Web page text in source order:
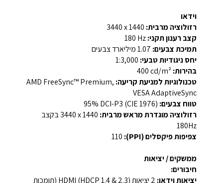
וידאו
רזולוציה מרבית:
קצב רענון תקני:
תמיכת צבעים:
יחס ניגודיות טבעי:
בהירות:
טכנולוגיות למניעת קריעה: AMD FreeSync™ Premium,
VESA AdaptiveSync
טווח צבעים:
רזולוציה מוגדרת מראש מרבית:
‎3440 x 1440‎ בקצב
180Hz
צפיפות פיקסלים (PPI):
ממשקים / יציאות
חיבורים:
יציאות וידאו:
2 יציאות HDMI (HDCP 1.4 & 2.3) (תומכות